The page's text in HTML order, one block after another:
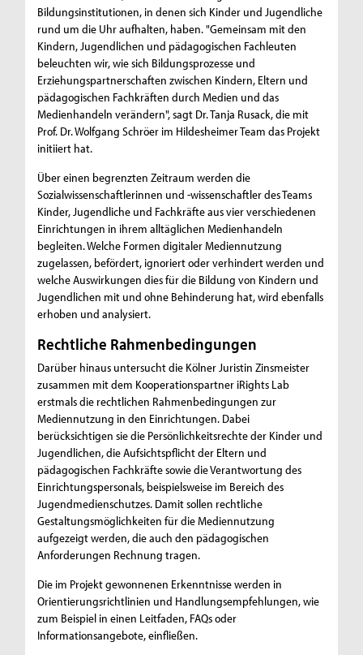
Bildungsinstitutionen, in denen sich Kinder und Jugendliche
rund um die Uhr aufhalten, haben. "Gemeinsam mit den
Kindern, Jugendlichen und pädagogischen Fachleuten
beleuchten wir, wie sich Bildungsprozesse und
Erziehungspartnerschaften zwischen Kindern, Eltern und
pädagogischen Fachkräften durch Medien und das
Medienhandeln verändern", sagt Dr. Tanja Rusack, die mit
Prof. Dr. Wolfgang Schröer im Hildesheimer Team das Projekt
initiiert hat.
Über einen begrenzten Zeitraum werden die
Sozialwissenschaftlerinnen und -wissenschaftler des Teams
Kinder, Jugendliche und Fachkräfte aus vier verschiedenen
Einrichtungen in ihrem alltäglichen Medienhandeln
begleiten. Welche Formen digitaler Mediennutzung
zugelassen, befördert, ignoriert oder verhindert werden und
welche Auswirkungen dies für die Bildung von Kindern und
Jugendlichen mit und ohne Behinderung hat, wird ebenfalls
erhoben und analysiert.
Rechtliche Rahmenbedingungen
Darüber hinaus untersucht die Kölner Juristin Zinsmeister
zusammen mit dem Kooperationspartner iRights Lab
erstmals die rechtlichen Rahmenbedingungen zur
Mediennutzung in den Einrichtungen. Dabei
berücksichtigen sie die Persönlichkeitsrechte der Kinder und
Jugendlichen, die Aufsichtspflicht der Eltern und
pädagogischen Fachkräfte sowie die Verantwortung des
Einrichtungspersonals, beispielsweise im Bereich des
Jugendmedienschutzes. Damit sollen rechtliche
Gestaltungsmöglichkeiten für die Mediennutzung
aufgezeigt werden, die auch den pädagogischen
Anforderungen Rechnung tragen.
Die im Projekt gewonnenen Erkenntnisse werden in
Orientierungsrichtlinien und Handlungsempfehlungen, wie
zum Beispiel in einen Leitfaden, FAQs oder
Informationsangebote, einfließen.